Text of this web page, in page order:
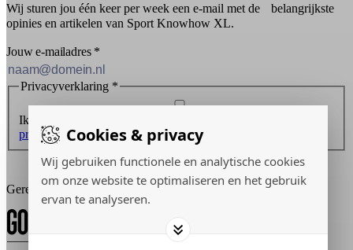
Cookies & privacy
Wij gebruiken functionele en analytische cookies
om onze website te optimaliseren en het gebruik
ervan te analyseren.
Wij sturen jou één keer per week een e-mail met de belangrijkste
opinies en artikelen van Sport Knowhow XL.
Jouw e-mailadres *
Privacyverklaring *
Ik ontvang graag de nieuwsbrief en ga akkoord met de
privacyverklaring.
Inschrijven
Gerealiseerd door: